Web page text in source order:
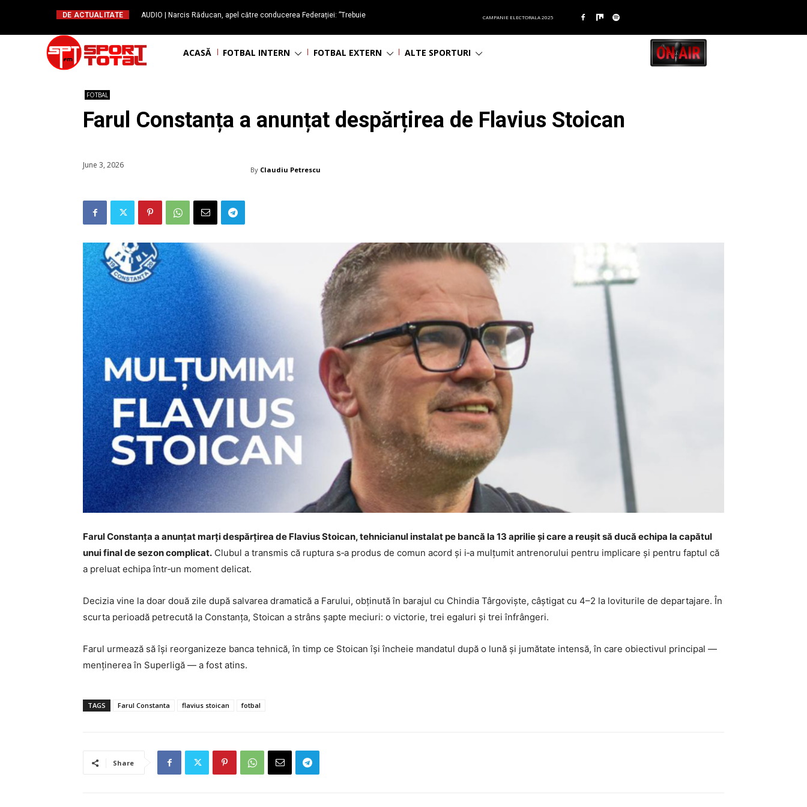
DE ACTUALITATE
AUDIO | Narcis Răducan, apel către conducerea Federației: ”Trebuie
CAMPANIE ELECTORALA 2025
ACASĂ FOTBAL INTERN FOTBAL EXTERN ALTE SPORTURI
FOTBAL
Farul Constanța a anunțat despărțirea de Flavius Stoican
June 3, 2026 By Claudiu Petrescu
Farul Constanța a anunțat marți despărțirea de Flavius Stoican, tehnicianul instalat pe bancă la 13 aprilie și care a reușit să ducă echipa la capătul
unui final de sezon complicat. Clubul a transmis că ruptura s‑a produs de comun acord și i‑a mulțumit antrenorului pentru implicare și pentru faptul că
a preluat echipa într‑un moment delicat.
Decizia vine la doar două zile după salvarea dramatică a Farului, obținută în barajul cu Chindia Târgoviște, câștigat cu 4–2 la loviturile de departajare. În
scurta perioadă petrecută la Constanța, Stoican a strâns șapte meciuri: o victorie, trei egaluri și trei înfrângeri.
Farul urmează să își reorganizeze banca tehnică, în timp ce Stoican își încheie mandatul după o lună și jumătate intensă, în care obiectivul principal —
menținerea în Superligă — a fost atins.
TAGS Farul Constanta flavius stoican fotbal
Share